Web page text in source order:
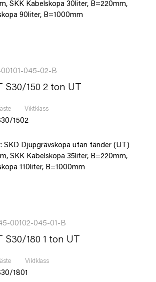
SKK Kabelskopa 30liter, B=220mm,
90liter, B=1000mm
045-02-B
S30/150 2 ton UT
150
Viktklass
2
SKD Djupgrävskopa utan tänder (UT)
SKK Kabelskopa 35liter, B=220mm,
110liter, B=1000mm
00102-045-01-B
S30/180 1 ton UT
180
Viktklass
1